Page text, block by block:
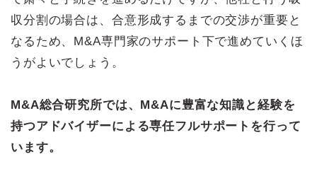
収分割の場合は、合意形成するまでの交渉が重要と
なるため、M&A専門家のサポート下で進めていくほ
うがよいでしょう。
M&A総合研究所では、M&Aに豊富な知識と経験を
持つアドバイザーによる専任フルサポートを行って
います。